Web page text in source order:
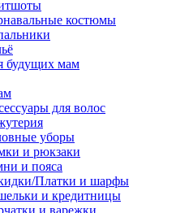
костюмы
будущих мам
для волос
уборы
и рюкзаки
и пояса
Платки и шарфы
и кредитницы
и варежки